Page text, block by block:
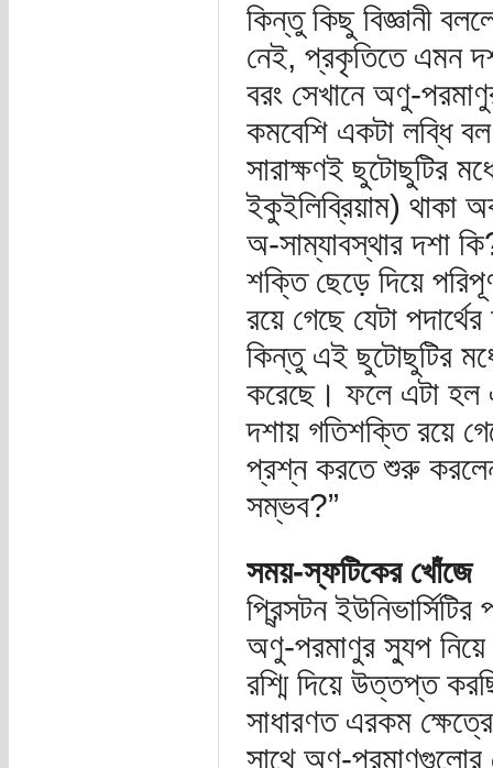
কিন্তু কিছু বিজ্ঞানী
নেই, প্রকৃতিতে এমন
বরং সেখানে অণু-
কমবেশি একটা লব্ধি
সারাক্ষণই ছুটোছুটির
ইকুইলিব্রিয়াম) থাকা
অ-সাম্যাবস্থার দশা
শক্তি ছেড়ে দিয়ে
রয়ে গেছে যেটা
কিন্তু এই ছুটোছুটির
করেছে। ফলে এটা হল
দশায় গতিশক্তি রয়ে
প্রশ্ন করতে শুরু
সম্ভব?”
সময়-স্ফটিকের খোঁজে
প্রিন্সটন
অণু-পরমাণুর স্যুপ
রশ্মি দিয়ে উত্তপ্ত
সাধারণত এরকম
সাথে অণু-পরমাণুগুলোর